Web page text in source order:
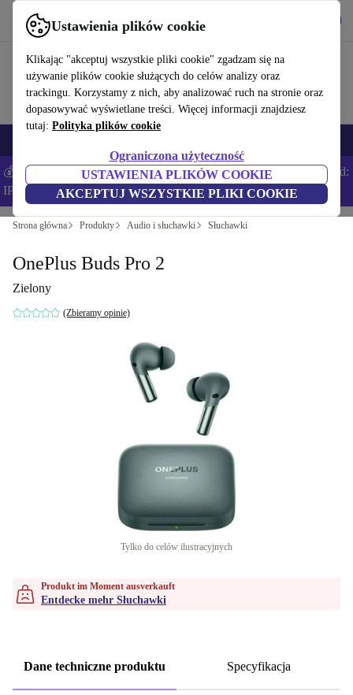
Ustawienia plików cookie
Klikając "akceptuj wszystkie pliki cookie" zgadzam się na
używanie plików cookie służących do celów analizy oraz
trackingu. Korzystamy z nich, aby analizować ruch na stronie oraz
dopasowywać wyświetlane treści. Więcej informacji znajdziesz
tutaj: Polityka plików cookie
Ograniczona użyteczność
USTAWIENIA PLIKÓW COOKIE
AKCEPTUJ WSZYSTKIE PLIKI COOKIE
Korzystaj z refurbed szybko i łatwo
💰Zaoszczędź DODATKOWE 5% na wszystkich iPhone’ach – Kod:
IPHONEDEAL –Regulamin
Strona główna Produkty Audio i słuchawki Słuchawki
OnePlus Buds Pro 2
Zielony
(Zbieramy opinie)
Tylko do celów ilustracyjnych
Produkt im Moment ausverkauft
Entdecke mehr Słuchawki
Dane techniczne produktu Specyfikacja